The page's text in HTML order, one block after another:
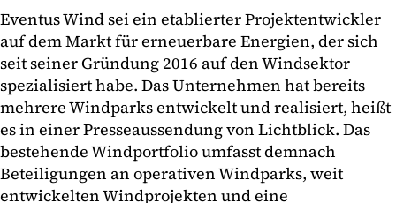
Eventus Wind sei ein etablierter Projektentwickler
auf dem Markt für erneuerbare Energien, der sich
seit seiner Gründung 2016 auf den Windsektor
spezialisiert habe. Das Unternehmen hat bereits
mehrere Windparks entwickelt und realisiert, heißt
es in einer Presseaussendung von Lichtblick. Das
bestehende Windportfolio umfasst demnach
Beteiligungen an operativen Windparks, weit
entwickelten Windprojekten und eine